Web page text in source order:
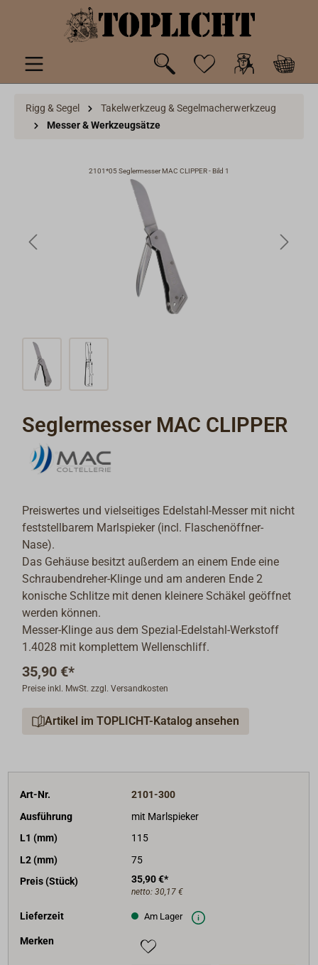
springen
Rigg & Segel
Takelwerkzeug & Segelmacherwerkzeug
Messer & Werkzeugsätze
2101*05 Seglermesser MAC CLIPPER - Bild 1
Seglermesser MAC CLIPPER
Preiswertes und vielseitiges Edelstahl-Messer mit nicht
feststellbarem Marlspieker (incl. Flaschenöffner-
Nase).
Das Gehäuse besitzt außerdem an einem Ende eine
Schraubendreher-Klinge und am anderen Ende 2
konische Schlitze mit denen kleinere Schäkel geöffnet
werden können.
Messer-Klinge aus dem Spezial-Edelstahl-Werkstoff
1.4028 mit komplettem Wellenschliff.
35,90 €*
Preise inkl. MwSt. zzgl. Versandkosten
Artikel im TOPLICHT-Katalog ansehen
Art-Nr.
2101-300
Ausführung
mit Marlspieker
L1 (mm)
115
L2 (mm)
75
Preis (Stück)
35,90 €*
netto: 30,17 €
Lieferzeit Am Lager
Merken